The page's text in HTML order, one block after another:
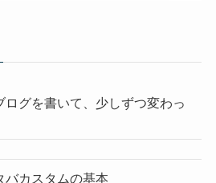
グを書いて、少しずつ変わっ
バカスタムの基本